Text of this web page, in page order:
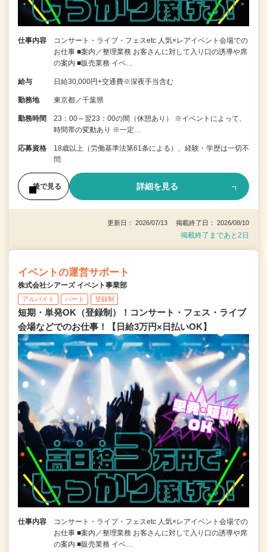
仕事内容
コンサート・ライブ・フェスetc 人気×レアイベント会場での
お仕事 ■案内／整理業務 お客さんに対して入り口の誘導や席
の案内 ■販売業務 イベ…
給与 日給30,000円+交通費※深夜手当含む
勤務地 東京都／千葉県
勤務時間
23：00～翌23：00の間（休憩あり） ※イベントによって、
時間帯の変動あり ※一定…
応募資格
18歳以上（労働基準法第61条による）、経験・学歴は一切不
問
後で見る 詳細を見る
更新日： 2026/07/13 掲載終了日： 2026/08/10
掲載終了まであと2日
イベントの運営サポート
株式会社シアーズ イベント事業部
アルバイト パート 登録制
短期・単発OK（登録制）！コンサート・フェス・ライブ
会場などでのお仕事！【日給3万円×日払いOK】
仕事内容
コンサート・ライブ・フェスetc 人気×レアイベント会場での
お仕事 ■案内／整理業務 お客さんに対して入り口の誘導や席
の案内 ■販売業務 イベ…